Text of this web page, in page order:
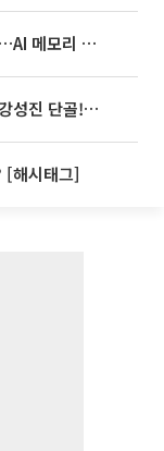
SK하이닉스, 용인·청주에 54조 투자…AI 메모리 생산기지 키운다
'2TV 생생정보' 오늘방송맛집- 배우 강성진 단골! 쌀국수ㆍ푸팟퐁 커리 맛집 '블○○○'
[해시태그]